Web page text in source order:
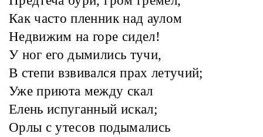
Как часто пленник над аулом
Недвижим на горе сидел!
У ног его дымились тучи,
В степи взвивался прах летучий;
Уже приюта между скал
Елень испуганный искал;
Орлы с утесов подымались